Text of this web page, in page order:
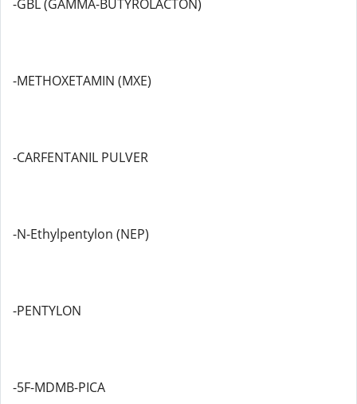
-GBL (GAMMA-BUTYROLACTON)
-METHOXETAMIN (MXE)
-CARFENTANIL PULVER
-N-Ethylpentylon (NEP)
-PENTYLON
-5F-MDMB-PICA